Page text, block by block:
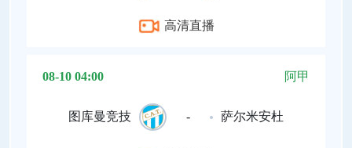
高清直播
08-10 04:00 阿甲
图库曼竞技 - 萨尔米安杜